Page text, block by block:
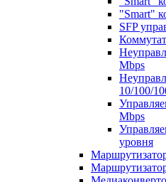
"Smart"
SFP
Mbps
10/100/
Mbps
уровня